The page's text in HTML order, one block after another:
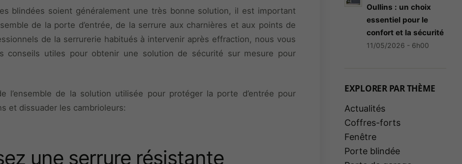
blindées soient généralement une très bonne solution, il est important
de la porte d’entrée, de la serrure aux charnières et aux points de
de la serrurerie habitués à intervenir après effraction, nous vous
conseils utiles pour obtenir une solution de sécurité sur mesure pour
l’ensemble de la solution utilisée pour protéger la porte d’entrée pour
et dissuader les cambrioleurs:
une serrure résistante
Oullins : un choix
essentiel pour le
confort et la sécurité
11/05/2026 - 6h00
EXPLORER PAR THÈME
Actualités
Coffres-forts
Fenêtre
Porte blindée